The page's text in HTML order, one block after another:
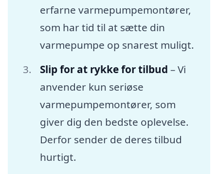
erfarne varmepumpemontører,
som har tid til at sætte din
varmepumpe op snarest muligt.
Slip for at rykke for tilbud – Vi
anvender kun seriøse
varmepumpemontører, som
giver dig den bedste oplevelse.
Derfor sender de deres tilbud
hurtigt.